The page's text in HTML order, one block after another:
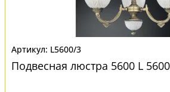
L5600/3
Подвесная люстра 5600 L